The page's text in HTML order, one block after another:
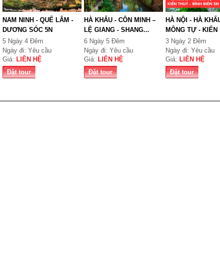
NAM NINH - QUẾ LÂM -
DƯƠNG SÓC 5N
5 Ngày 4 Đêm
Ngày đi: Yêu cầu
Giá: LIÊN HỆ
Đặt tour
HÀ KHẨU - CÔN MINH –
LỆ GIANG - SHANG...
6 Ngày 5 Đêm
Ngày đi: Yêu cầu
Giá: LIÊN HỆ
Đặt tour
HÀ NỘI - HÀ
MÔNG TỰ - KIẾN
THỦY...
3 Ngày 2 Đêm
Ngày đi: Yêu cầu
Giá: LIÊN HỆ
Đặt tour